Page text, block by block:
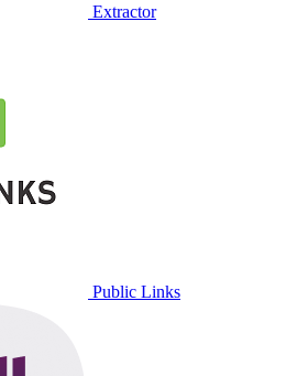
Extractor
Public Links